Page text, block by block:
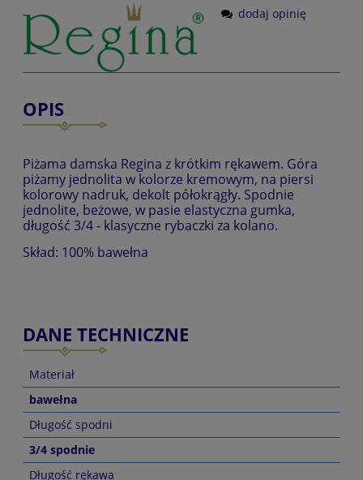
dodaj opinię
OPIS
Piżama damska Regina z krótkim rękawem. Góra
piżamy jednolita w kolorze kremowym, na piersi
kolorowy nadruk, dekolt półokrągły. Spodnie
jednolite, beżowe, w pasie elastyczna gumka,
długość 3/4 - klasyczne rybaczki za kolano.
Skład: 100% bawełna
DANE TECHNICZNE
Materiał
bawełna
Długość spodni
3/4 spodnie
Długość rękawa